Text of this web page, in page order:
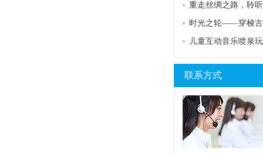
重走丝绸之路，聆
儿童互动音乐喷泉
联系方式